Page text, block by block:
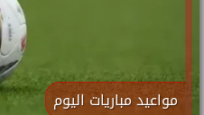
مواعيد مباريات اليوم